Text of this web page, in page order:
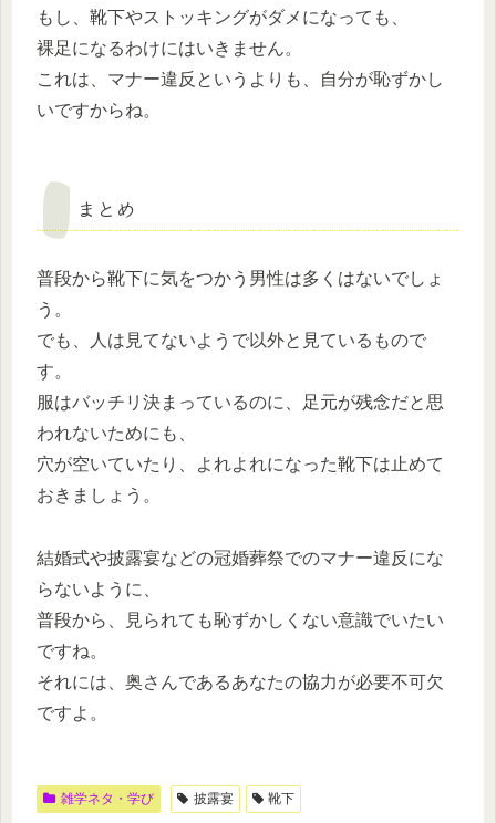
もし、靴下やストッキングがダメになっても、
裸足になるわけにはいきません。
これは、マナー違反というよりも、自分が恥ずかし
いですからね。
まとめ
普段から靴下に気をつかう男性は多くはないでしょ
う。
でも、人は見てないようで以外と見ているもので
す。
服はバッチリ決まっているのに、足元が残念だと思
われないためにも、
穴が空いていたり、よれよれになった靴下は止めて
おきましょう。
結婚式や披露宴などの冠婚葬祭でのマナー違反にな
らないように、
普段から、見られても恥ずかしくない意識でいたい
ですね。
それには、奥さんであるあなたの協力が必要不可欠
ですよ。
雑学ネタ・学び 披露宴 靴下